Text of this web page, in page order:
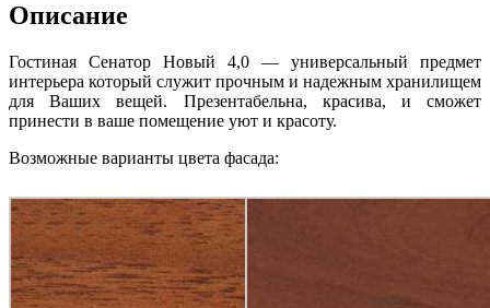
Описание
Гостиная Сенатор Новый 4,0 — универсальный предмет
интерьера который служит прочным и надежным хранилищем
для Ваших вещей. Презентабельна, красива, и сможет
принести в ваше помещение уют и красоту.
Возможные варианты цвета фасада: